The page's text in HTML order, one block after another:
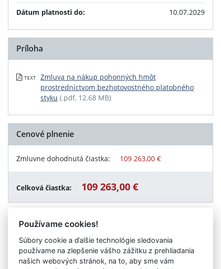
Dátum platnosti do:
10.07.2029
Príloha
TEXT
Zmluva na nákup pohonných hmôt
prostredníctvom bezhotovostného platobného
styku (.pdf, 12.68 MB)
Cenové plnenie
Zmluvne dohodnutá čiastka: 109 263,00 €
Celková čiastka: 109 263,00 €
Používame cookies!
Súbory cookie a ďalšie technológie sledovania
používame na zlepšenie vášho zážitku z prehliadania
našich webových stránok, na to, aby sme vám